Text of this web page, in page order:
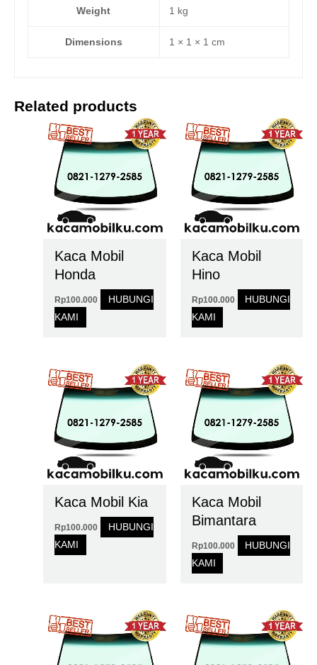
Weight 1 kg
Dimensions 1 × 1 × 1 cm
Related products
Kaca Mobil
Honda
Rp100.000
HUBUNGI
KAMI
Kaca Mobil
Hino
Rp100.000
HUBUNGI
KAMI
Kaca Mobil Kia
Rp100.000
HUBUNGI
KAMI
Kaca Mobil
Bimantara
Rp100.000
HUBUNGI
KAMI